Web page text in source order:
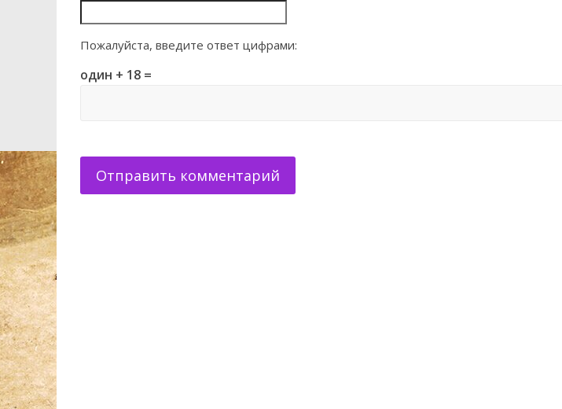
Пожалуйста, введите ответ цифрами:
один + 18 =